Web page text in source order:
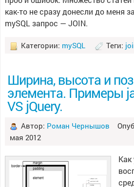
как-то не сразу донесли до меня
mySQL запрос — JOIN.
Категории: mySQL Теги:
Ширина, высота и
элемента. Примеры
VS jQuery.
Автор: Роман Чернышов
мая 2012